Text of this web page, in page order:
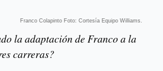
Franco Colapinto Foto: Cortesía Equipo Williams.
la adaptación de Franco a la
carreras?